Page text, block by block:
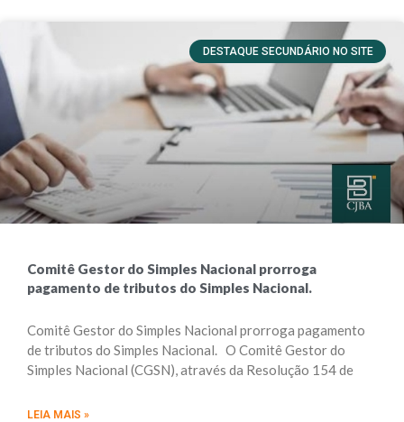
DESTAQUE SECUNDÁRIO NO SITE
Comitê Gestor do Simples Nacional prorroga
pagamento de tributos do Simples Nacional.
Comitê Gestor do Simples Nacional prorroga pagamento
de tributos do Simples Nacional. O Comitê Gestor do
Simples Nacional (CGSN), através da Resolução 154 de
LEIA MAIS »